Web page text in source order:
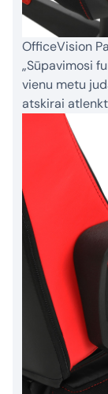
OfficeVision
„Sūpavimosi
vienu metu
atskirai